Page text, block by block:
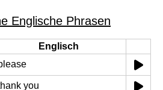
Englische Phrasen
Englisch
you